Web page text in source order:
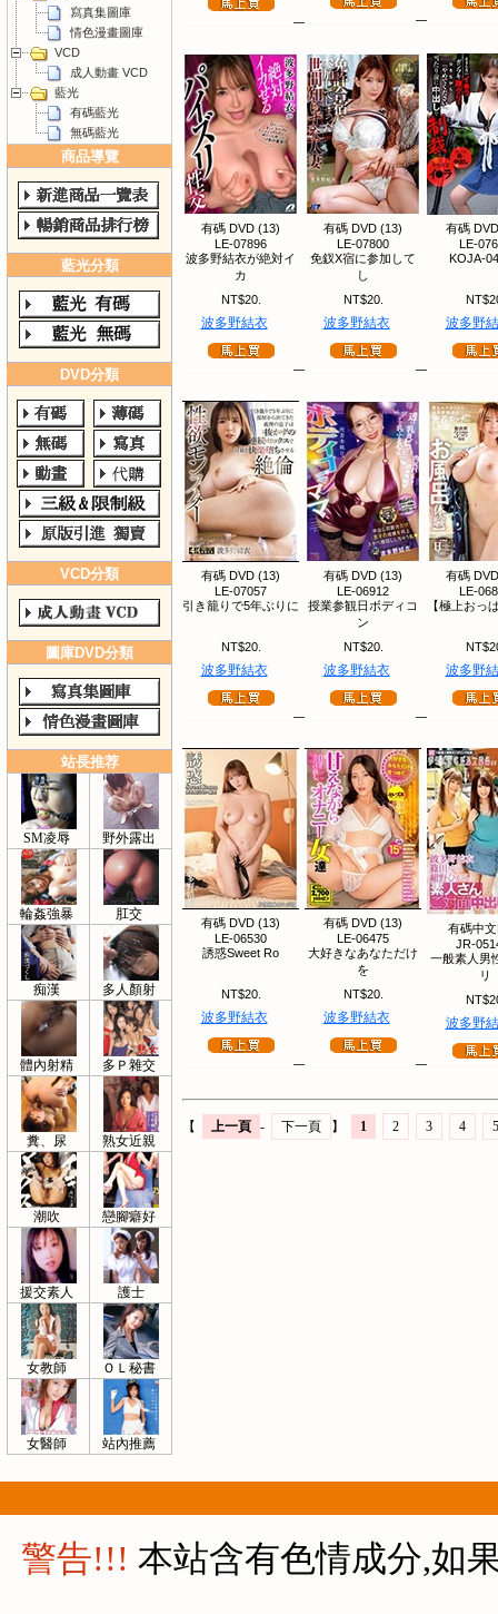
寫真集圖庫
情色漫畫圖庫
VCD
成人動畫 VCD
藍光
有碼藍光
無碼藍光
商品導覽
藍光分類
DVD分類
VCD分類
圖庫DVD分類
站長推荐
SM凌辱 野外露出
輪姦強暴 肛交
痴漢 多人顏射
體內射精 多Ｐ雜交
糞、尿 熟女近親
潮吹 戀腳癖好
援交素人 護士
女教師 ＯＬ秘書
女醫師 站內推薦
有碼 DVD (13)
LE-07896
波多野結衣が絶対イ
カ
NT$20.
波多野結衣
有碼 DVD (13)
LE-07800
免釵X宿に参加して
し
NT$20.
波多野結衣
有碼
LE-
KOJA-
波多野
有碼 DVD (13)
LE-07057
引き籠りで5年ぶりに
NT$20.
波多野結衣
有碼 DVD (13)
LE-06912
授業参観日ボディコ
ン
NT$20.
波多野結衣
有碼
LE-
【極上おっ
波多野
有碼 DVD (13)
LE-06530
誘惑Sweet Ro
NT$20.
波多野結衣
有碼 DVD (13)
LE-06475
大好きなあなただけ
を
NT$20.
波多野結衣
有碼中
JR-
一般素人男
リ
波多野
【 上一頁 - 下一頁 】 1 2 3 4 5
警告!!! 本站含有色情成分,如